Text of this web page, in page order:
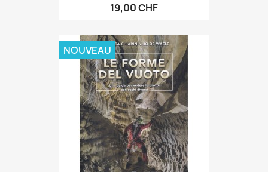
19,00 CHF
NOUVEAU